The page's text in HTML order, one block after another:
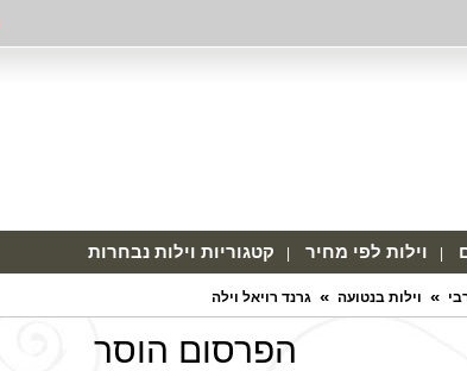
וילות לפי מחיר קטגוריות וילות נבחרות
וילות בנטועה גרנד רויאל וילה
הפרסום הוסר